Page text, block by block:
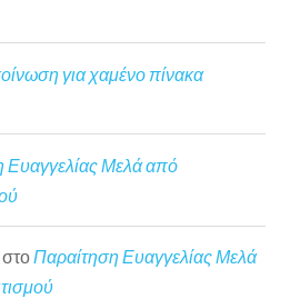
για χαμένο πίνακα
Ευαγγελίας Μελά από
στοΠαραίτηση Ευαγγελίας Μελά